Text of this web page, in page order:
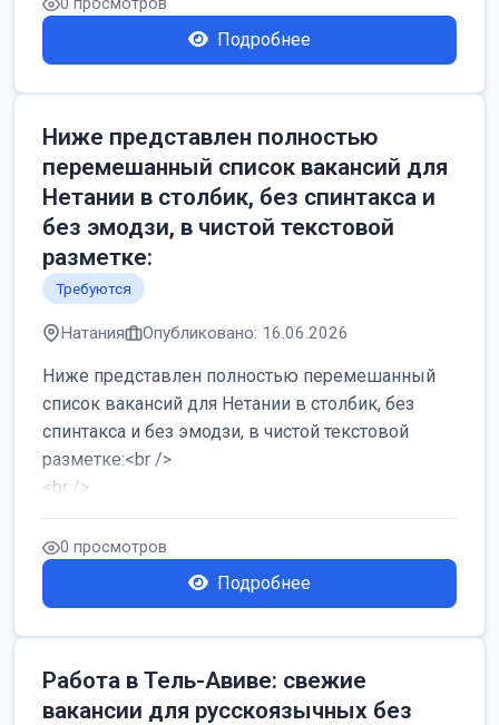
0 просмотров
Подробнее
Ниже представлен полностью
перемешанный список вакансий для
Нетании в столбик, без спинтакса и
без эмодзи, в чистой текстовой
разметке:
Требуются
Натания Опубликовано: 16.06.2026
Ниже представлен полностью перемешанный
список вакансий для Нетании в столбик, без
спинтакса и без эмодзи, в чистой текстовой
разметке:<br />
<br />
Работа в Нетании на мебельном производстве:
требу...
0 просмотров
Подробнее
Работа в Тель-Авиве: свежие
вакансии для русскоязычных без